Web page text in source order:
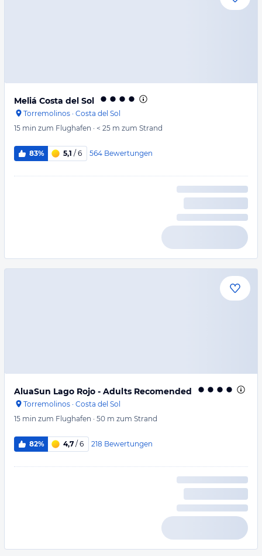
Meliá Costa del Sol
Torremolinos · Costa del Sol
15 min zum Flughafen · < 25 m zum Strand
83% 5,1 / 6 564 Bewertungen
AluaSun Lago Rojo - Adults Recomended
Torremolinos · Costa del Sol
15 min zum Flughafen · 50 m zum Strand
82% 4,7 / 6 218 Bewertungen